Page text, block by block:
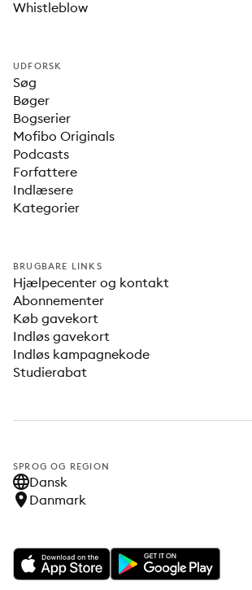
Whistleblow
UDFORSK
Søg
Bøger
Bogserier
Mofibo Originals
Podcasts
Forfattere
Indlæsere
Kategorier
BRUGBARE LINKS
Hjælpecenter og kontakt
Abonnementer
Køb gavekort
Indløs gavekort
Indløs kampagnekode
Studierabat
SPROG OG REGION
Dansk
Danmark